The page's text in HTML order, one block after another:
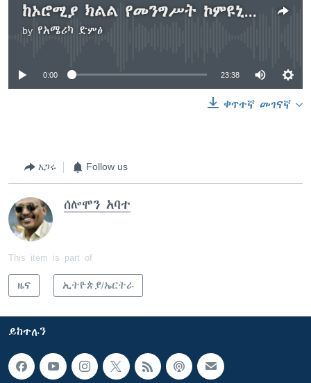
ከኦሮሚያ ክልል የመንግሥት ኮምዩኒኬሽንስ ጉዳዮች ቢሮ ኃላፊ አቶ አዲሱ አረጋ ጋር የተደረገ ቃለ ምልልስ
by የአሜሪካ ድምፅ
No media source currently available
0:00 23:38
ቀጥተኛ መገናኛ
አጋሩ Follow us
ሰሎሞን አባተ
This item is part of
ዜና ኢትዮጵያ/ኤርትራ
ይከተሉን